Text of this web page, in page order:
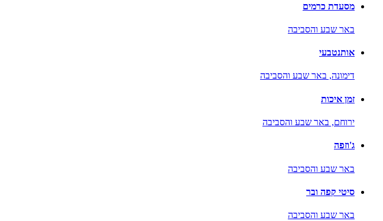
מסעדת כרמים
באר שבע והסביבה
אותנטבעי
דימונה, באר שבע והסביבה
זמן איכות
ירוחם, באר שבע והסביבה
ג'וזפה
באר שבע והסביבה
סיטי קפה ובר
באר שבע והסביבה